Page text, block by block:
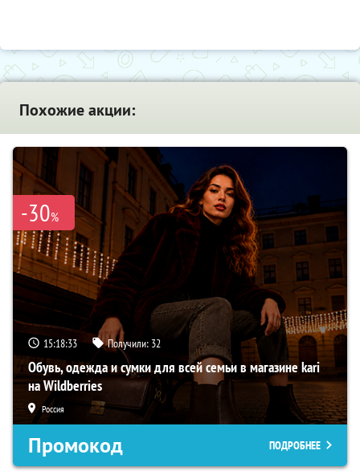
Похожие акции:
-30%
15:18:32 Получили: 32
Обувь, одежда и сумки для всей семьи в магазине kari
на Wildberries
Россия
Промокод ПОДРОБНЕЕ